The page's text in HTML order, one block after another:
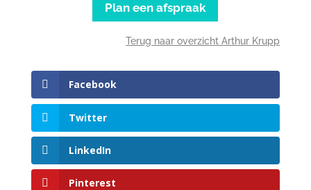
Plan een afspraak
Terug naar overzicht Arthur Krupp
Facebook
Twitter
LinkedIn
Pinterest